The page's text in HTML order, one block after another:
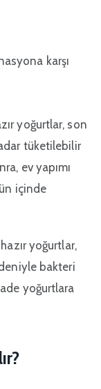
karşı
yoğurtlar, son
tüketilebilir
ev yapımı
içinde
yoğurtlar,
bakteri
yoğurtlara